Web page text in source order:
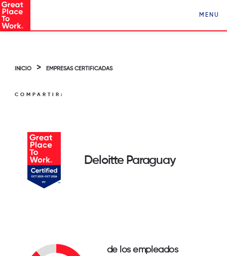
Conocé a Los Mejores Lugares para Trabajar en
MENU
INICIO > EMPRESAS CERTIFICADAS
COMPARTIR:
Deloitte Paraguay
de los empleados